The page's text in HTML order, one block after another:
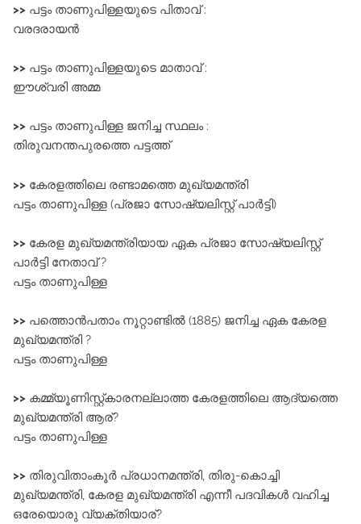
>> പട്ടം താണുപിള്ളയുടെ പിതാവ് :
വരദരായൻ
>> പട്ടം താണുപിള്ളയുടെ മാതാവ് :
ഈശ്വരി അമ്മ
>> പട്ടം താണുപിള്ള ജനിച്ച സ്ഥലം :
തിരുവനന്തപുരത്തെ പട്ടത്ത്
>> കേരളത്തിലെ രണ്ടാമത്തെ മുഖ്യമന്ത്രി
പട്ടം താണുപിള്ള (പ്രജാ സോഷ്യലിസ്റ്റ് പാർട്ടി)
>> കേരള മുഖ്യമന്ത്രിയായ ഏക പ്രജാ സോഷ്യലിസ്റ്റ്‌
പാർട്ടി നേതാവ്‌ ?
പട്ടം താണുപിള്ള
>> പത്തൊൻപതാം നൂറ്റാണ്ടിൽ (1885) ജനിച്ച ഏക കേരള
മുഖ്യമന്ത്രി ?
പട്ടം താണുപിള്ള
>> കമ്മ്യൂണിസ്റ്റ്കാരനല്ലാത്ത കേരളത്തിലെ ആദ്യത്തെ
മുഖ്യമന്ത്രി ആര്?
പട്ടം താണുപിള്ള
>> തിരുവിതാംകൂർ പ്രധാനമന്ത്രി, തിരു-കൊച്ചി
മുഖ്യമന്ത്രി, കേരള മുഖ്യമന്ത്രി എന്നീ പദവികൾ വഹിച്ച
ഒരേയൊരു വ്യക്തിയാര്?